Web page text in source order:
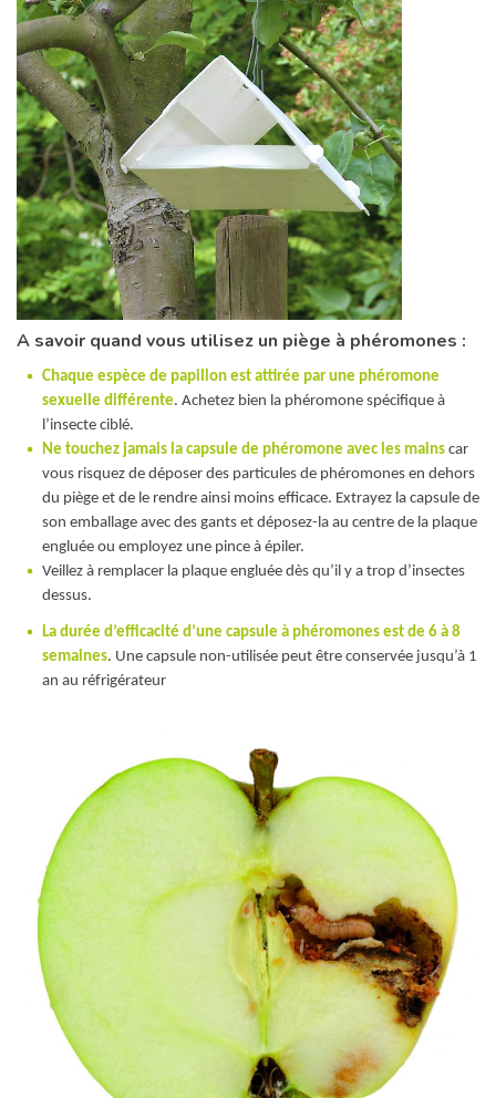
A savoir quand vous utilisez un piège à phéromones :
Chaque espèce de papillon est attirée par une phéromone
sexuelle différente. Achetez bien la phéromone spécifique à
l’insecte ciblé.
Ne touchez jamais la capsule de phéromone avec les mains car
vous risquez de déposer des particules de phéromones en dehors
du piège et de le rendre ainsi moins efficace. Extrayez la capsule de
son emballage avec des gants et déposez-la au centre de la plaque
engluée ou employez une pince à épiler.
Veillez à remplacer la plaque engluée dès qu’il y a trop d’insectes
dessus.
La durée d’efficacité d’une capsule à phéromones est de 6 à 8
semaines. Une capsule non-utilisée peut être conservée jusqu’à 1
an au réfrigérateur